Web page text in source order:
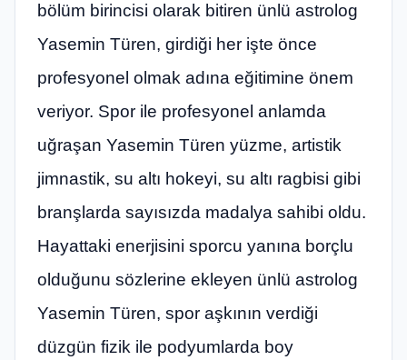
bölüm birincisi olarak bitiren ünlü astrolog
Yasemin Türen, girdiği her işte önce
profesyonel olmak adına eğitimine önem
veriyor. Spor ile profesyonel anlamda
uğraşan Yasemin Türen yüzme, artistik
jimnastik, su altı hokeyi, su altı ragbisi gibi
branşlarda sayısızda madalya sahibi oldu.
Hayattaki enerjisini sporcu yanına borçlu
olduğunu sözlerine ekleyen ünlü astrolog
Yasemin Türen, spor aşkının verdiği
düzgün fizik ile podyumlarda boy